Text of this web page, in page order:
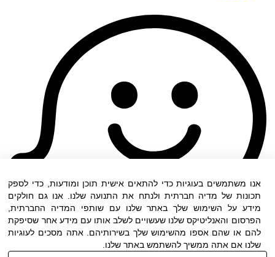
אנו משתמשים בעוגיות כדי להתאים אישית תוכן ומודעות, כדי לספק
תכונות של מדיה חברתית ולנתח את התנועה שלנו. אנו גם חולקים
מידע על השימוש שלך באתר שלנו עם שותפי המדיה החברתית,
הפרסום והאנליטיקס שלנו שעשויים לשלב אותו עם מידע אחר שסיפקת
להם או שהם אספו מהשימוש שלך בשירותיהם. אתה מסכים לעוגיות
שלנו אם אתה ממשיך להשתמש באתר שלנו.